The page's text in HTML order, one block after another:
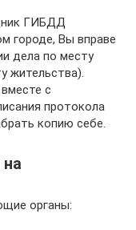
ГИБДД
городе, Вы вправе
дела по месту
жительства).
с
протокола
копию себе.
органы: